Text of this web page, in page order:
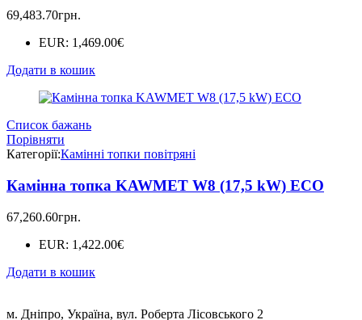
69,483.70грн.
EUR: 1,469.00€
Додати в кошик
Список бажань
Порівняти
Категорії:Камінні топки повітряні
Камінна топка KAWMET W8 (17,5 kW) EСO
67,260.60грн.
EUR: 1,422.00€
Додати в кошик
м. Дніпро, Україна, вул. Роберта Лісовського 2